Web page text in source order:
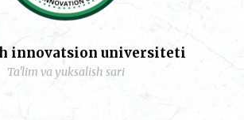
innovatsion universiteti
Ta'lim va yuksalish sari